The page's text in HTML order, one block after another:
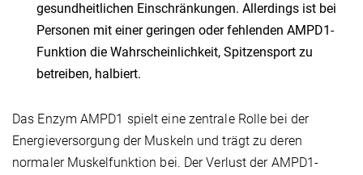
gesundheitlichen Einschränkungen. Allerdings ist bei
Personen mit einer geringen oder fehlenden AMPD1-
Funktion die Wahrscheinlichkeit, Spitzensport zu
betreiben, halbiert.
Das Enzym AMPD1 spielt eine zentrale Rolle bei der
Energieversorgung der Muskeln und trägt zu deren
normaler Muskelfunktion bei. Der Verlust der AMPD1-